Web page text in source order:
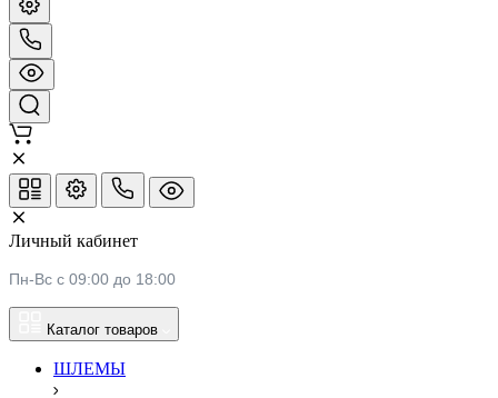
Личный кабинет
Пн-Вс с 09:00 до 18:00
Каталог товаров
ШЛЕМЫ